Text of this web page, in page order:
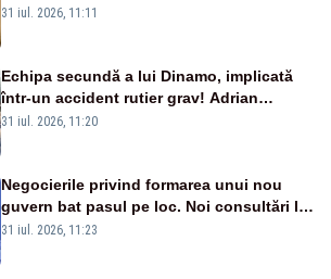
abandonați de propriul minister de
31 iul. 2026, 11:11
Echipa secundă a lui Dinamo, implicată
într-un accident rutier grav! Adrian
Ropotan a fost resuscitat
31 iul. 2026, 11:20
Negocierile privind formarea unui nou
guvern bat pasul pe loc. Noi consultări la
Cotroceni, așteptate după mijlocul lunii
31 iul. 2026, 11:23